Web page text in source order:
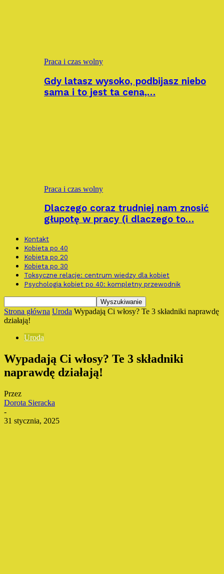
Praca i czas wolny
Gdy latasz wysoko, podbijasz niebo
sama i to jest ta cena,…
Praca i czas wolny
Dlaczego coraz trudniej nam znosić
głupotę w pracy (i dlaczego to…
Kontakt
Kobieta po 40
Kobieta po 20
Kobieta po 30
Toksyczne relacje: centrum wiedzy dla kobiet
Psychologia kobiet po 40: kompletny przewodnik
Strona główna Uroda Wypadają Ci włosy? Te 3 składniki naprawdę
działają!
Uroda
Wypadają Ci włosy? Te 3 składniki
naprawdę działają!
Przez
Dorota Sieracka
-
31 stycznia, 2025